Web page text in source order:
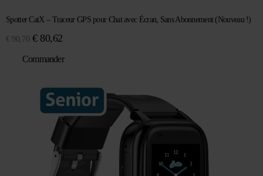
Spotter CatX – Traceur GPS pour Chat avec Écran, Sans Abonnement (Nouveau !)
€ 90,70 Le
initial
€ 90,70.
€80,62
actuel
€ 80,62.
Commander